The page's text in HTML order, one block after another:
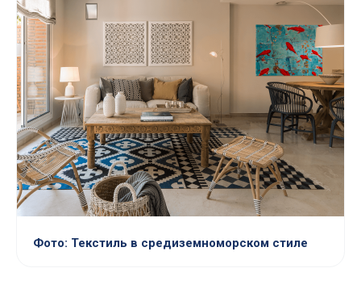
Фото: Текстиль в средиземноморском стиле